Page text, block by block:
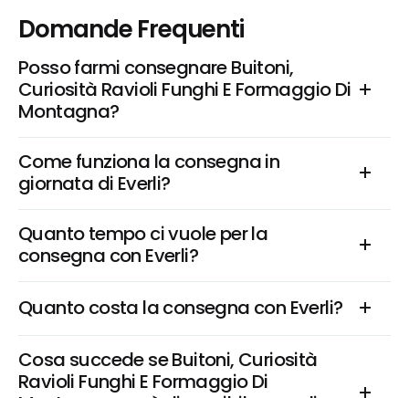
Domande Frequenti
Posso farmi consegnare Buitoni,
Curiosità Ravioli Funghi E Formaggio Di
Montagna?
Come funziona la consegna in
giornata di Everli?
Quanto tempo ci vuole per la
consegna con Everli?
Quanto costa la consegna con Everli?
Cosa succede se Buitoni, Curiosità
Ravioli Funghi E Formaggio Di